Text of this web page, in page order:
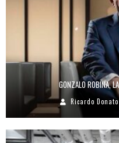
GONZALO ROBINA,
Ricardo Donato